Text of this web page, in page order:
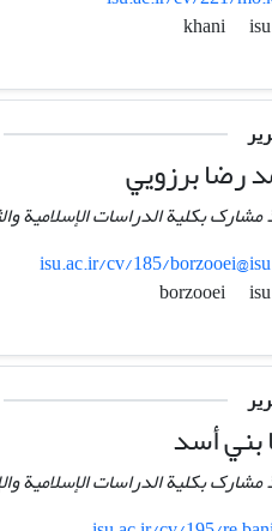
رضا برزویي
مشارک بكلية الدراسات الإسلامية
isu.ac.ir/cv/185/
أسد
مشارک بكلية الدراسات الإسلامية